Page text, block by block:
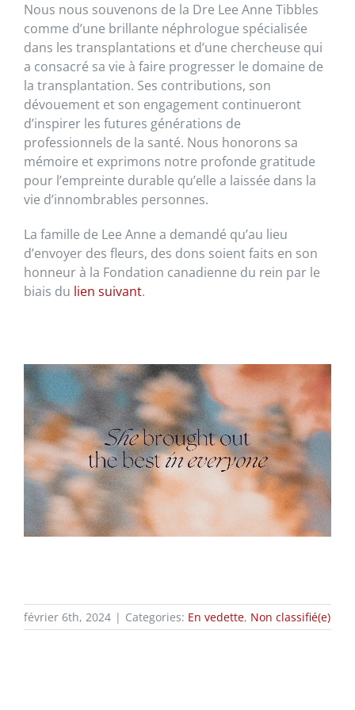
Nous nous souvenons de la Dre Lee Anne Tibbles
comme d’une brillante néphrologue spécialisée
dans les transplantations et d’une chercheuse qui
a consacré sa vie à faire progresser le domaine de
la transplantation. Ses contributions, son
dévouement et son engagement continueront
d’inspirer les futures générations de
professionnels de la santé. Nous honorons sa
mémoire et exprimons notre profonde gratitude
pour l’empreinte durable qu’elle a laissée dans la
vie d’innombrables personnes.
La famille de Lee Anne a demandé qu’au lieu
d’envoyer des fleurs, des dons soient faits en son
honneur à la Fondation canadienne du rein par le
biais du lien suivant.
février 6th, 2024 | Categories: En vedette, Non classifié(e)